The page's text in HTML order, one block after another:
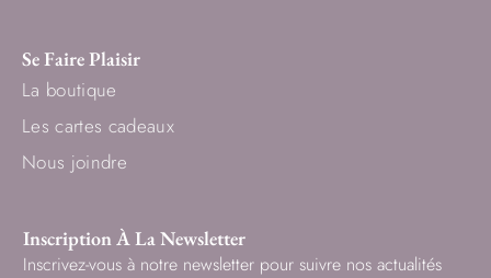
Se Faire Plaisir
La boutique
Les cartes cadeaux
Nous joindre
Inscription À La Newsletter
Inscrivez-vous à notre newsletter pour suivre nos actualités